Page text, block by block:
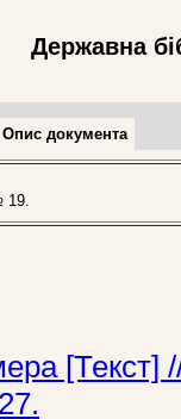
Державна
Опис документа
19.